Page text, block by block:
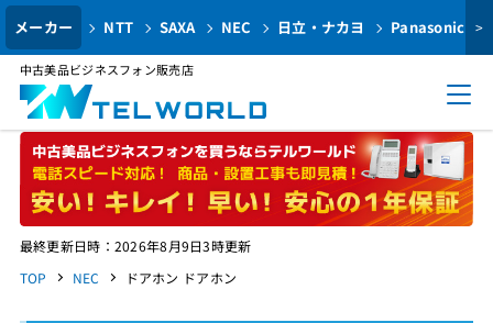
メーカー NTT SAXA NEC 日立・ナカヨ Panasonic >
中古美品ビジネスフォン販売店
最終更新日時：2026年8月9日3時更新
TOP
NEC ドアホン ドアホン